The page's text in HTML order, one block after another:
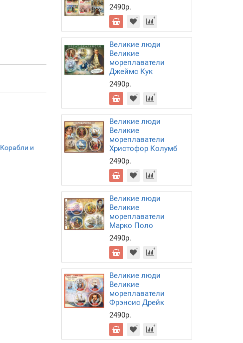
Корабли и
2490р.
Великие люди
Великие
мореплаватели
Джеймс Кук
2490р.
Великие люди
Великие
мореплаватели
Христофор Колумб
2490р.
Великие люди
Великие
мореплаватели
Марко Поло
2490р.
Великие люди
Великие
мореплаватели
Фрэнсис Дрейк
2490р.